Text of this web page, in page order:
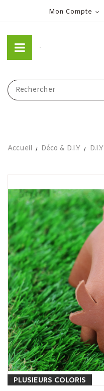
Mon Compte
Accueil Déco & D.I.Y D.I.Y
PLUSIEURS COLORIS